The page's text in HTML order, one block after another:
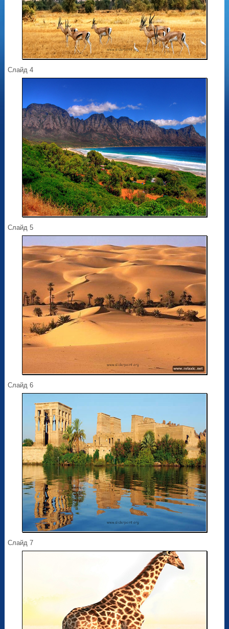
Слайд 4
Слайд 5
Слайд 6
Слайд 7